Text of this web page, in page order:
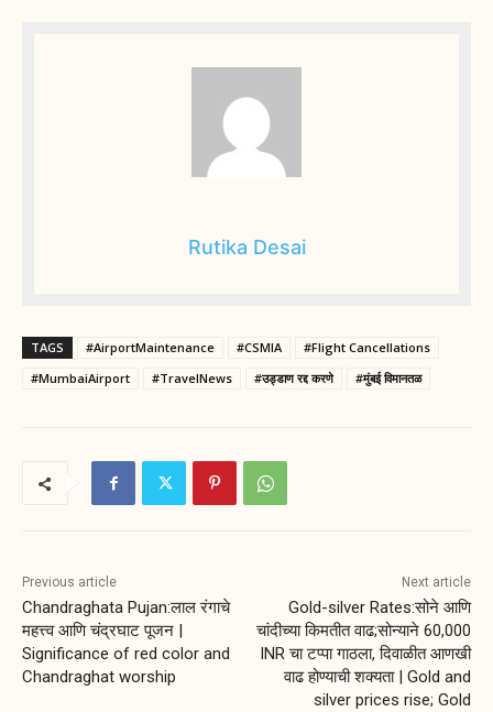
Rutika Desai
TAGS #AirportMaintenance #CSMIA
#Flight Cancellations
#MumbaiAirport
#TravelNews #उड्डाण रद्द करणे #मुंबई विमानतळ
Previous article
Chandraghata Pujan:लाल रंगाचे
महत्त्व आणि चंद्रघाट पूजन |
Significance of red color and
Chandraghat worship
Next article
Gold-silver Rates:सोने आणि
चांदीच्या किमतीत वाढ;सोन्याने 60,000
INR चा टप्पा गाठला, दिवाळीत आणखी
वाढ होण्याची शक्यता | Gold and
silver prices rise; Gold